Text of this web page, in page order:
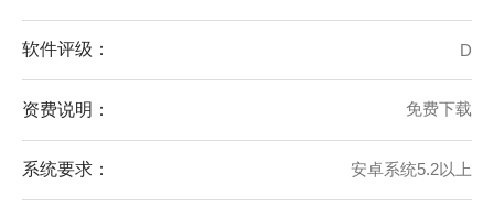
软件评级： D
资费说明： 免费下载
系统要求： 安卓系统5.2以上